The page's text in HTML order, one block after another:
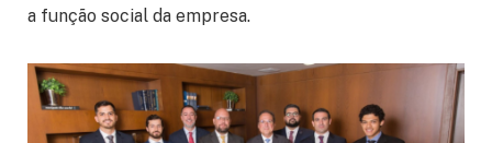
a função social da empresa.